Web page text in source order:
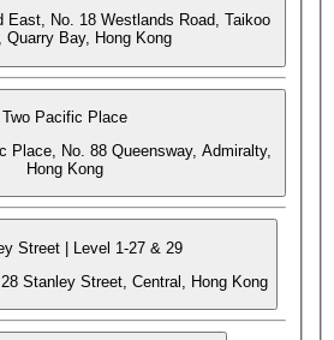
East, No. 18 Westlands Road, Taikoo
Quarry Bay, Hong Kong
Two Pacific Place
Place, No. 88 Queensway, Admiralty,
Hong Kong
Street | Level 1-27 & 29
Stanley Street, Central, Hong Kong